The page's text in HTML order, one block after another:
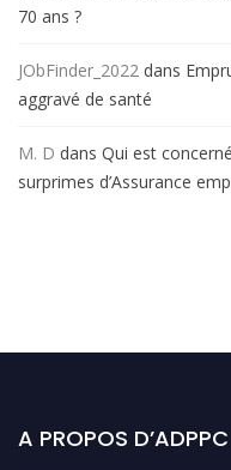
70 ans ?
JObFinder_2022 dans
aggravé de santé
M. D dans Qui est
surprimes d’Assurance
A PROPOS D’ADPPC